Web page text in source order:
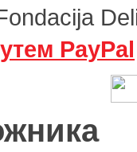
PayPal